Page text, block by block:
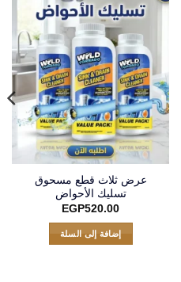
عرض ثلاث قطع مسحوق
تسليك الأحواض
EGP520.00
إضافة إلى السلة